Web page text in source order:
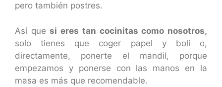
pero también postres.
Así quesi eres tan cocinitas como nosotros,
solo tienes que coger papel y boli o,
directamente, ponerte el mandil, porque
empezamos y ponerse con las manos en la
masa es más que recomendable.